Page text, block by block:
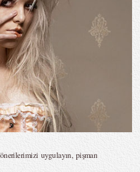
uygulayın, pişman